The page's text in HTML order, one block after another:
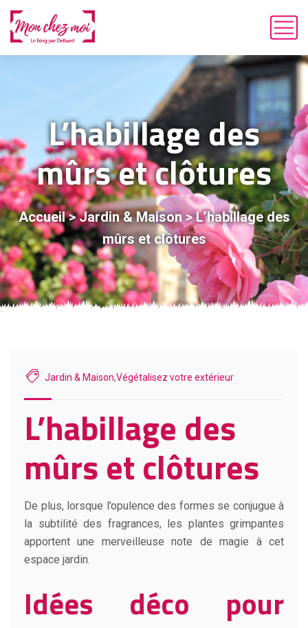
L’habillage des
mûrs et clôtures
Accueil>Jardin & Maison>L’habillage des
mûrs et clôtures
Jardin & Maison,Végétalisez votre extérieur
L’habillage des
mûrs et clôtures
De plus, lorsque l’opulence des formes se conjugue à
la subtilité des fragrances, les plantes grimpantes
apportent une merveilleuse note de magie à cet
espace jardin.
Idées déco pour